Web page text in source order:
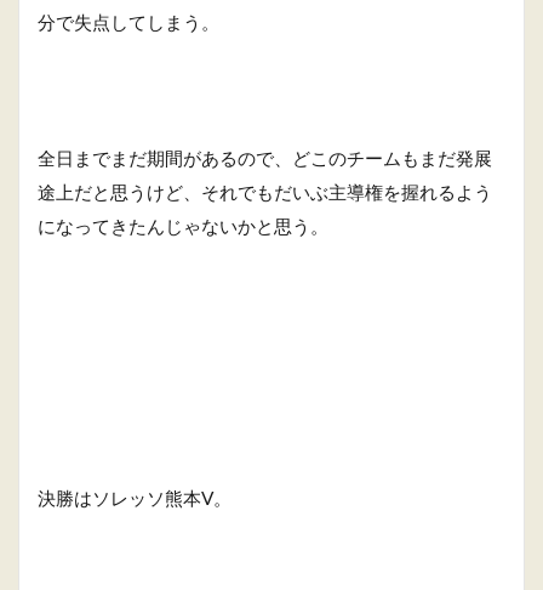
分で失点してしまう。
全日までまだ期間があるので、どこのチームもまだ発展
途上だと思うけど、それでもだいぶ主導権を握れるよう
になってきたんじゃないかと思う。
決勝はソレッソ熊本V。